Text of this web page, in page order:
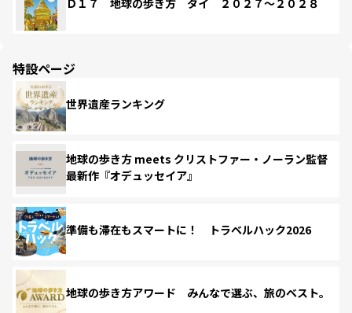
Ｄ１７ 地球の歩き方 タイ ２０２７～２０２８
特設ページ
世界遺産ランキング
地球の歩き方 meets クリストファー・ノーラン監督
最新作『オデュッセイア』
準備も滞在もスマートに！ トラベルハック2026
地球の歩き方アワード みんなで選ぶ、旅のベスト。